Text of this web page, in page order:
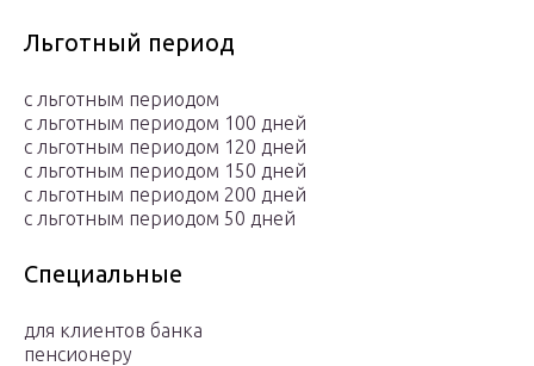
Льготный период
с льготным периодом
с льготным периодом 100 дней
с льготным периодом 120 дней
с льготным периодом 150 дней
с льготным периодом 200 дней
с льготным периодом 50 дней
Специальные
для клиентов банка
пенсионеру